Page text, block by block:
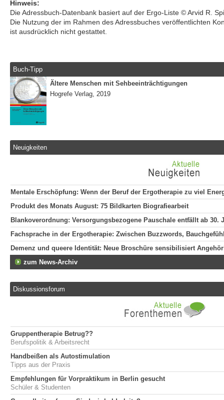
Hinweis:
Die Adressbuch-Datenbank basiert auf der Ergo-Liste © Arvid R.
Die Nutzung der im Rahmen des Adressbuches veröffentlichten
ist ausdrücklich nicht gestattet.
Buch-Tipp
Ältere Menschen mit Sehbeeinträchtigungen
Hogrefe Verlag, 2019
Neuigkeiten
Mentale Erschöpfung: Wenn der Beruf der Ergotherapie zu viel
Produkt des Monats August: 75 Bildkarten Biografiearbeit
Blankoverordnung: Versorgungsbezogene Pauschale entfällt ab 30.
Fachsprache in der Ergotherapie: Zwischen Buzzwords,
Demenz und queere Identität: Neue Broschüre sensibilisiert
zum News-Archiv
Diskussionsforum
Gruppentherapie Betrug??
Berufspolitik & Arbeitsrecht
Handbeißen als Autostimulation
Tipps aus der Praxis
Empfehlungen für Vorpraktikum in Berlin gesucht
Schüler & Studenten